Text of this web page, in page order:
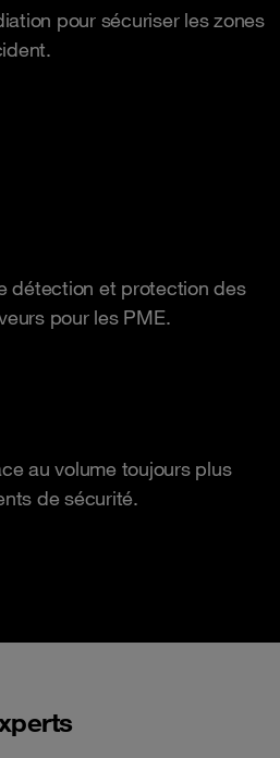
pour sécuriser les zones
détection et protection des
pour les PME.
au volume toujours plus
de sécurité.